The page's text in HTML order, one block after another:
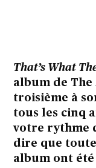
That’s What
album de
troisième à
tous les cinq
votre rythme
dire que
album ont